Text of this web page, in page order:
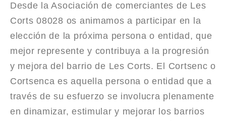
Desde la Asociación de comerciantes de Les
Corts 08028 os animamos a participar en la
elección de la próxima persona o entidad, que
mejor represente y contribuya a la progresión
y mejora del barrio de Les Corts. El Cortsenc o
Cortsenca es aquella persona o entidad que a
través de su esfuerzo se involucra plenamente
en dinamizar, estimular y mejorar los barrios